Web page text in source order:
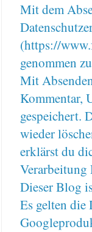
Mit dem
(https://
genommen
Mit
Kommentar,
gespeichert.
wieder
erklärst du
Verarbeitung
Dieser Blog
Es gelten